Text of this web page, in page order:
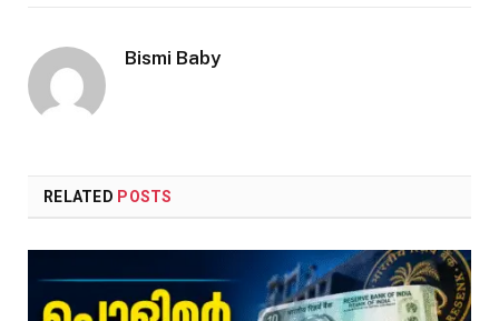
Bismi Baby
RELATED POSTS